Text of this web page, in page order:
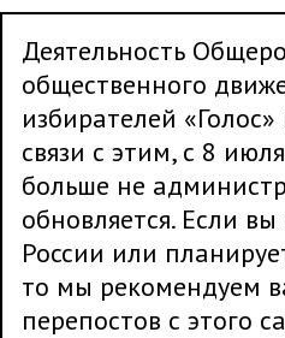
Деятельность
общественного
избирателей
связи с этим, с 8
больше не
обновляется. Если
России или
то мы рекомендуем
перепостов с этого